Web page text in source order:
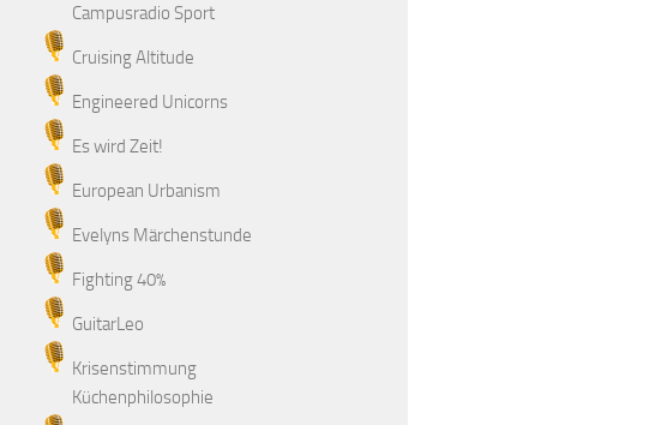
Campusradio Sport
Cruising Altitude
Engineered Unicorns
Es wird Zeit!
European Urbanism
Evelyns Märchenstunde
Fighting 40%
GuitarLeo
Krisenstimmung
Küchenphilosophie